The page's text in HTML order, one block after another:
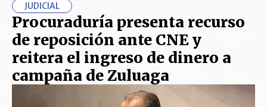
JUDICIAL
Procuraduría presenta recurso
de reposición ante CNE y
reitera el ingreso de dinero a
campaña de Zuluaga